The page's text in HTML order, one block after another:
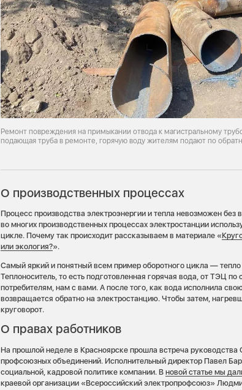
Ремонт повреждения на примыкании отвода к магистральному
подающая труба в ремонте, горячую воду жителям подают по
О производственных процессах
Процесс производства электроэнергии и тепла невозможен
во многих производственных процессах электростанции
цикле. Почему так происходит рассказываем в материале «
или экология?».
Самый яркий и понятный всем пример оборотного цикла —
Теплоноситель, то есть подготовленная горячая вода, от ТЭЦ по
потребителям, нам с вами. А после того, как вода исполнила
возвращается обратно на электростанцию. Чтобы затем,
круговорот.
О правах работников
На прошлой неделе в Красноярске прошла встреча руководства
профсоюзных объединений. Исполнительный директор Павел
социальной, кадровой политике компании. Вновой статье мы
краевой организации «Всероссийский электропрофсоюз»